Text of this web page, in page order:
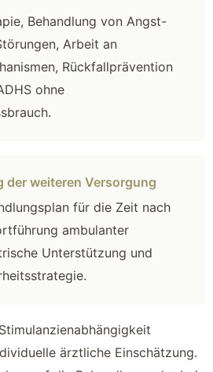
Behandlung von Angst-
Arbeit an
Rückfallprävention
ohne
der weiteren Versorgung
für die Zeit nach
ambulanter
Unterstützung und
ärztliche Einschätzung.